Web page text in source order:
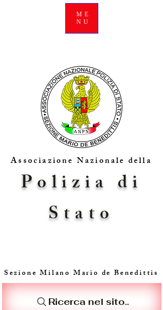
ME
NU
Associazione Nazionale della
Sezione Milano Mario de Benedittis
Ricerca nel sito..
Polizia di
Stato